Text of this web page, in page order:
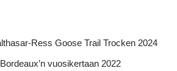
Ress Goose Trail Trocken 2024
vuosikertaan 2022